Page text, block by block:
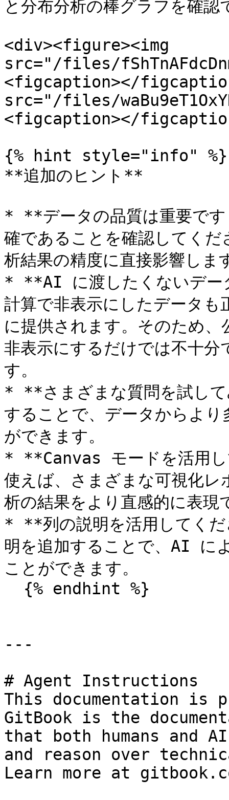
と分布分析の棒グラフを確認
<div><figure><img
src="/files/
<figcaption></
src="/files/
<figcaption></
{% hint style="info" %}
**追加のヒント**
* **データの品質は重要で
確であることを確認してく
析結果の精度に直接影響しま
* **AI に渡したくないデー
計算で非表示にしたデータ
に提供されます。そのため
非表示にするだけでは不十分
す。
* **さまざまな質問を試し
することで、データからよ
ができます。
* **Canvas モードを活用
使えば、さまざまな可視化レ
析の結果をより直感的に表現
* **列の説明を活用してく
明を追加することで、AI に
ことができます。
---
# Agent Instructions
This documentation is
GitBook is the
that both humans and
and reason over
Learn more at